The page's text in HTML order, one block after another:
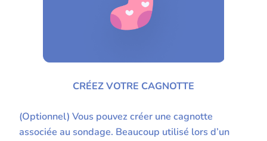
CRÉEZ VOTRE CAGNOTTE
(Optionnel) Vous pouvez créer une cagnotte
associée au sondage. Beaucoup utilisé lors d’un